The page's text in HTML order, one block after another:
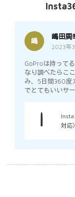
嶋
嶋田周
2023年
GoProは持って
なり調べたらこ
み、5日間360度
でとてもいいサ
対応